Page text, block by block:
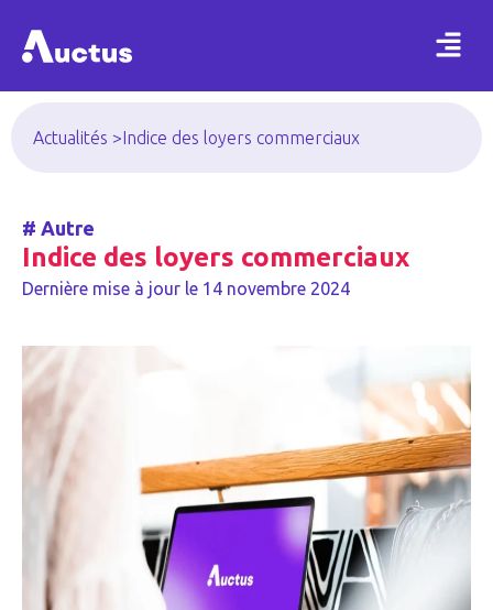
Actualités > Indice des loyers commerciaux
# Autre
Indice des loyers commerciaux
Dernière mise à jour le 14 novembre 2024